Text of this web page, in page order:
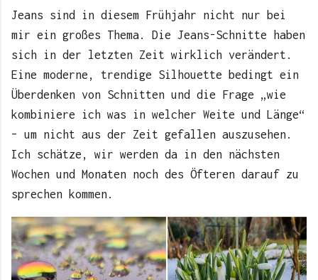
Jeans sind in diesem Frühjahr nicht nur bei
mir ein großes Thema. Die Jeans-Schnitte haben
sich in der letzten Zeit wirklich verändert.
Eine moderne, trendige Silhouette bedingt ein
Überdenken von Schnitten und die Frage „wie
kombiniere ich was in welcher Weite und Länge“
– um nicht aus der Zeit gefallen auszusehen.
Ich schätze, wir werden da in den nächsten
Wochen und Monaten noch des Öfteren darauf zu
sprechen kommen.